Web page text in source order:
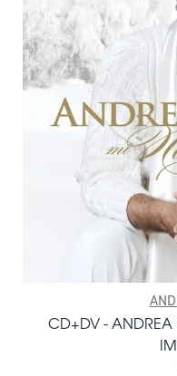
CD+DV - ANDREA